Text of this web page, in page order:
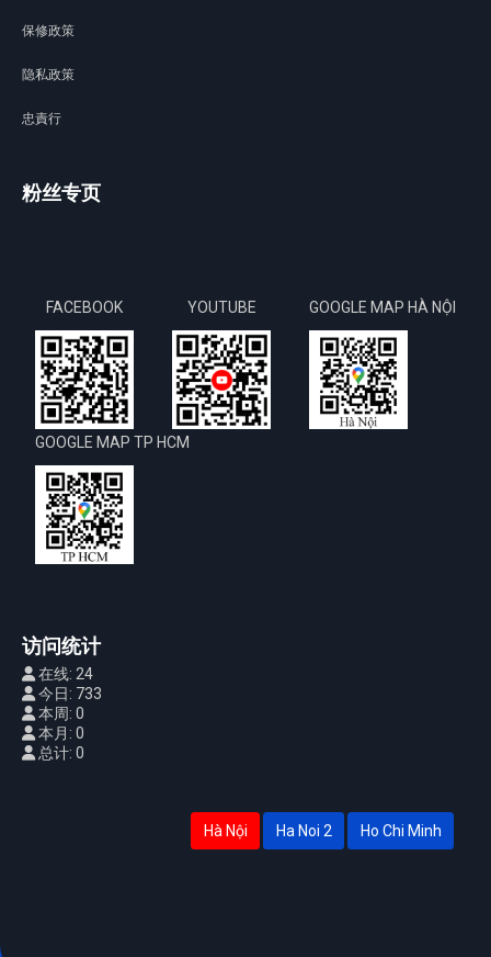
保修政策
隐私政策
忠責行
粉丝专页
FACEBOOK YOUTUBE GOOGLE MAP HÀ NỘI
GOOGLE MAP TP HCM
访问统计
在线: 24
今日: 733
本周: 0
本月: 0
总计: 0
Hà Nội Ha Noi 2 Ho Chi Minh